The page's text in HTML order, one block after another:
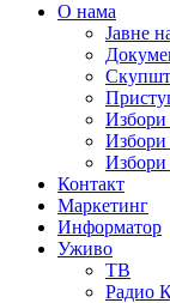
О нама
Јавне
Избори
Избори
Избори
Контакт
Маркетинг
Информатор
Уживо
ТВ
Радио